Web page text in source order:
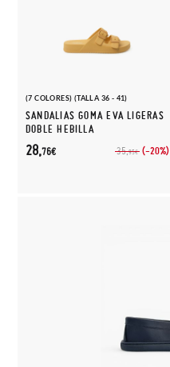
(7 COLORES) (TALLA 36 - 41)
SANDALIAS GOMA EVA LIGERAS
DOBLE HEBILLA
35,95€ (-20%)
28,76€